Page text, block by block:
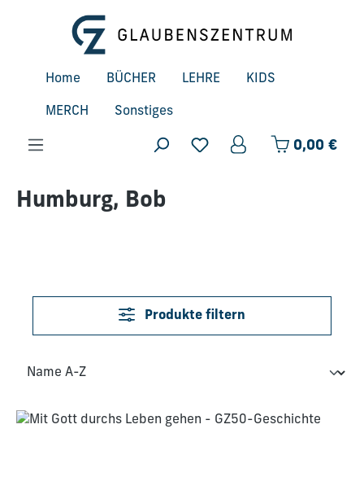
Zum Hauptinhalt springen
Home BÜCHER LEHRE KIDS
MERCH Sonstiges
0,00 €
Humburg, Bob
Produkte filtern